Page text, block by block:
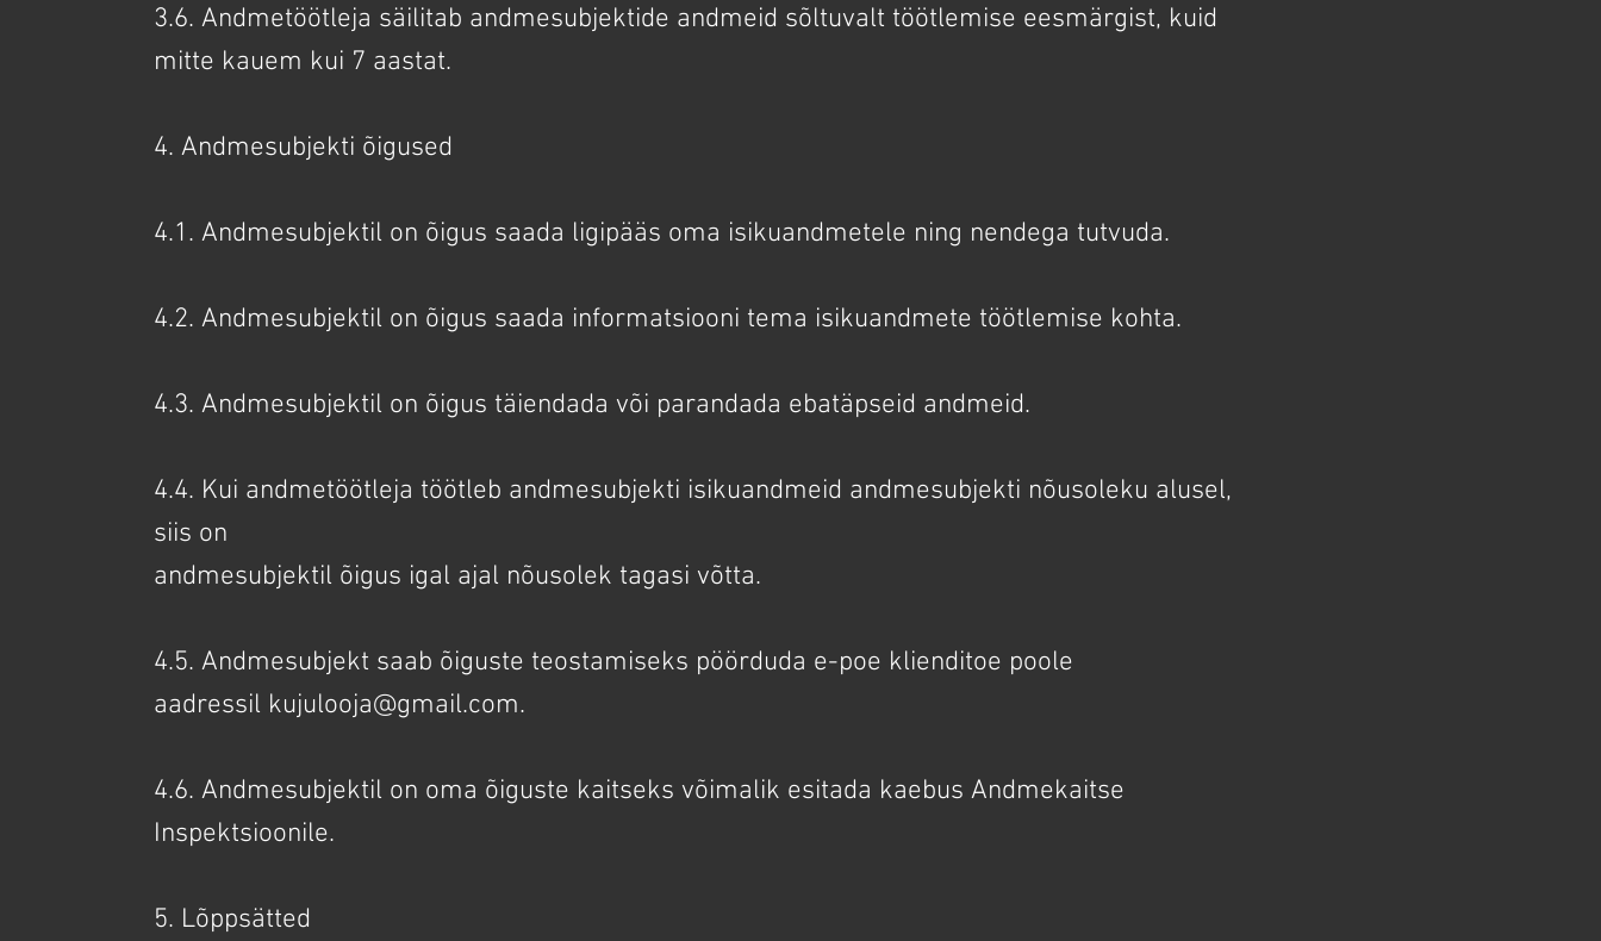
3.6. Andmetöötleja säilitab andmesubjektide andmeid sõltuvalt töötlemise eesmärgist, kuid
mitte kauem kui 7 aastat.
4. Andmesubjekti õigused
4.1. Andmesubjektil on õigus saada ligipääs oma isikuandmetele ning nendega tutvuda.
4.2. Andmesubjektil on õigus saada informatsiooni tema isikuandmete töötlemise kohta.
4.3. Andmesubjektil on õigus täiendada või parandada ebatäpseid andmeid.
4.4. Kui andmetöötleja töötleb andmesubjekti isikuandmeid andmesubjekti nõusoleku alusel,
siis on
andmesubjektil õigus igal ajal nõusolek tagasi võtta.
4.5. Andmesubjekt saab õiguste teostamiseks pöörduda e-poe klienditoe poole
aadressil kujulooja@gmail.com.
4.6. Andmesubjektil on oma õiguste kaitseks võimalik esitada kaebus Andmekaitse
Inspektsioonile.
5. Lõppsätted